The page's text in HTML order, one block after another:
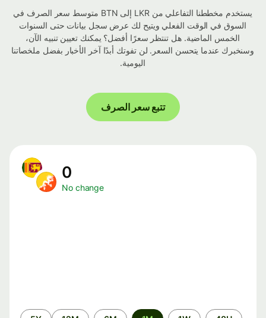
يستخدم مخططنا التفاعلي من LKR إلى BTN متوسط ​​سعر الصرف في
السوق في الوقت الفعلي ويتيح لك عرض سجل بيانات حتى السنوات
الخمس الماضية. هل تنتظر سعرًا أفضل؟ يمكنك تعيين تنبيه الآن،
وسنخبرك عندما يتحسن السعر. لن تفوتك أبدًا آخر الأخبار بفضل ملخصاتنا
اليومية.
تتبع سعر الصرف
No change
الفترة